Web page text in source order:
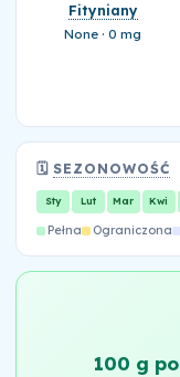
Fityniany
None · 0 mg
🗓️SEZONOWOŚĆ
Sty Lut Mar Kwi
Pełna Ograniczona
100 g